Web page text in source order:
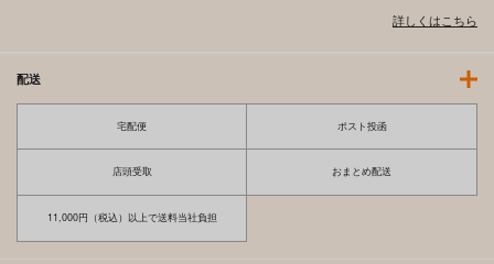
詳しくはこちら
配送
宅配便 ポスト投函
店頭受取 おまとめ配送
11,000円（税込）以上で送料当社負担